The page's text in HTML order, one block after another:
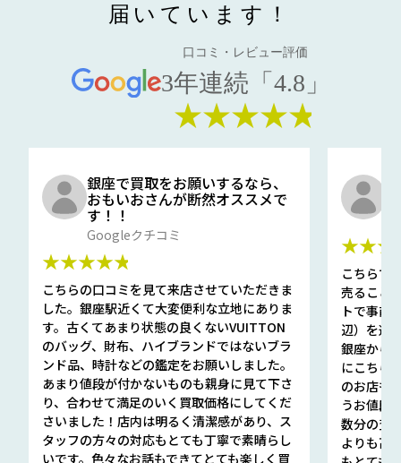
届いています！
口コミ・レビュー評価
3年連続「4.8」
★★★★★
銀座で買取をお願いするなら、
おもいおさんが断然オススメで
す！！
Googleクチコミ
★★★★★
こちらの口コミを見て来店させていただきま
した。銀座駅近くて大変便利な立地にありま
す。古くてあまり状態の良くないVUITTON
のバッグ、財布、ハイブランドではないブラ
ンド品、時計などの鑑定をお願いしました。
あまり値段が付かないものも親身に見て下さ
り、合わせて満足のいく買取価格にしてくだ
さいました！店内は明るく清潔感があり、ス
タッフの方々の対応もとても丁寧で素晴らし
いです。色々なお話もできてとても楽しく買
こちらで
売ること
トで事前
辺）を選
銀座から
にこちら
のお店も
うお値段
数分の査
よりも高